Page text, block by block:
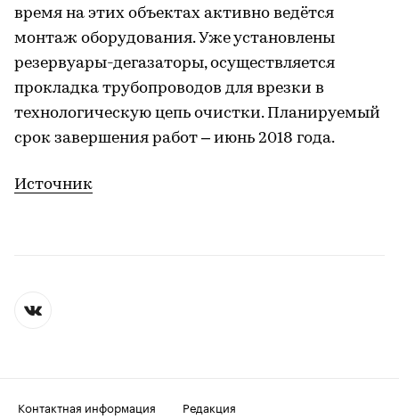
время на этих объектах активно ведётся
монтаж оборудования. Уже установлены
резервуары-дегазаторы, осуществляется
прокладка трубопроводов для врезки в
технологическую цепь очистки. Планируемый
срок завершения работ – июнь 2018 года.
Источник
Контактная информация
Редакция